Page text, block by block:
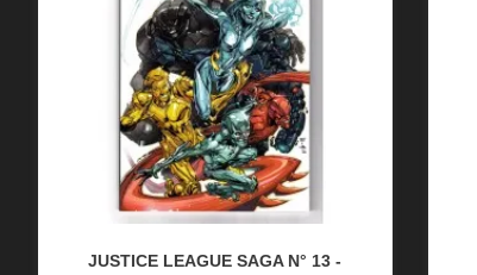
JUSTICE LEAGUE SAGA N° 13 -